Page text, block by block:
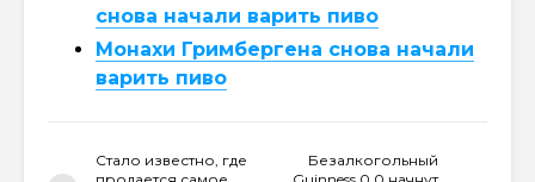
снова начали варить пиво
Монахи Гримбергена снова начали
варить пиво
Стало известно, где
Безалкогольный